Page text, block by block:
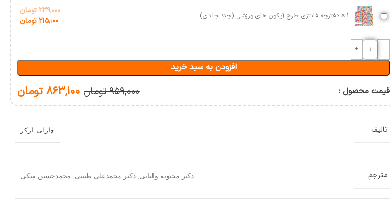
حرکت شناسی و بیومکانیک
ورزشی
دفترچه
فانتزی
طرح
آیکون
های
جلدی)
1
× دفترچه فانتزی طرح آیکون های ورزشی (چند جلدی)
۲۳۹,۰۰۰تومان
۲۱۵,۱۰۰ تومان
افزودن به سبد خرید
قیمت محصول : ۹۵۹,۰۰۰ تومان ۸۶۳,۱۰۰ تومان
تالیف چارلی بارکر
مترجم دکتر محبوبه والیانی, دکتر محمدعلی طبیبی, محمدحسین متکی